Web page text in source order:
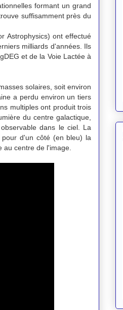
formant un grand
suffisamment près du
Astrophysics) ont effectué
milliards d'années. Ils
et de la Voie Lactée à
solaires, soit environ
a perdu environ un tiers
multiples ont produit trois
du centre galactique,
dans le ciel. La
pour d'un côté (en bleu) la
au centre de l'image.